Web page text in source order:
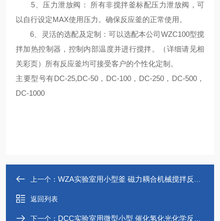
5、 压力泄放阀 ：
所有非搅拌釜标配压力泄放阀，可
以自行设定MAX使用压力。确保反应釜的正常使用。
6、
灵活的选配及定制 ：可以选配本公司WZC100型搅
拌加热控制器，控制内部温度并进行搅拌。（详细请见相
关彩页）所有反应釜均可接受客户的个性化定制。
主要型号有DC-25,DC-50，DC-100，DC-250，DC-500，
DC-1000
上一个： WZA实验室用小型釜 磁力耦合机械搅拌反应釜
返回列表
下一个： DCC实验室用微型小型 催化氢化光化学反应釜